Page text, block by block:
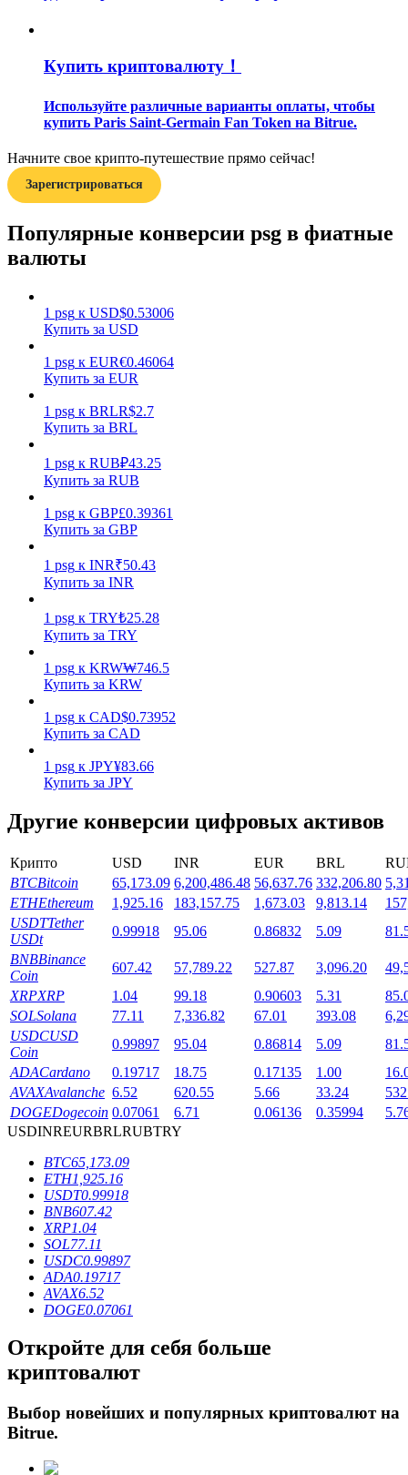
Заработок
Силовая свинья
Стейкинг
Высокая прибыль и мгновенный доступ
Гибкая ставка для заработка популярных токенов
Блокировки BTR
Эксклюзивные инвестиции для владельцев BTR
Кредиты
Сервис заимствований, обеспеченных криптовалютой
Авто Инвест
Получите долгосрочную прибыль и гибкие проценты
Купить криптовалюту！
Используйте различные варианты оплаты, чтобы
купить Paris Saint-Germain Fan Token на Bitrue.
Начните свое крипто-путешествие прямо сейчас!
Зарегистрироваться
Популярные конверсии psg в фиатные
валюты
1 psg к USD$0.53006
Купить за USD
1 psg к EUR€0.46064
Купить за EUR
1 psg к BRLR$2.7
Купить за BRL
1 psg к RUB₽43.25
Купить за RUB
1 psg к GBP£0.39361
Купить за GBP
1 psg к INR₹50.43
Купить за INR
1 psg к TRY₺25.28
Купить за TRY
1 psg к KRW₩746.5
Купить за KRW
1 psg к CAD$0.73952
Купить за CAD
1 psg к JPY¥83.66
Купить за JPY
Другие конверсии цифровых активов
Крипто USD INR EUR BRL
BTCBitcoin 65,173.09 6,200,486.48 56,637.76 332,206.80
ETHEthereum 1,925.16 183,157.75 1,673.03 9,813.14
USDTTether
USDt
0.99918 95.06 0.86832 5.09
BNBBinance
Coin
607.42 57,789.22 527.87 3,096.20
XRPXRP 1.04 99.18 0.90603 5.31
SOLSolana 77.11 7,336.82 67.01 393.08
USDCUSD
Coin
0.99897 95.04 0.86814 5.09
ADACardano 0.19717 18.75 0.17135 1.00
AVAXAvalanche 6.52 620.55 5.66 33.24
DOGEDogecoin 0.07061 6.71 0.06136 0.35994
USDINREURBRLRUBTRY
BTC65,173.09
ETH1,925.16
USDT0.99918
BNB607.42
XRP1.04
SOL77.11
USDC0.99897
ADA0.19717
AVAX6.52
DOGE0.07061
Откройте для себя больше
криптовалют
Выбор новейших и популярных криптовалют на
Bitrue.